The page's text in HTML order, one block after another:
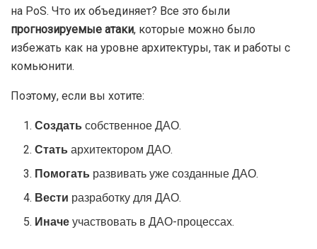
на PoS. Что их объединяет? Все это были
прогнозируемые атаки, которые можно было
избежать как на уровне архитектуры, так и работы с
комьюнити.
Поэтому, если вы хотите:
Создатьсобственное ДАО.
Статьархитектором ДАО.
Помогать развивать уже созданные ДАО.
Вести разработку для ДАО.
Иначеучаствовать в ДАО-процессах.